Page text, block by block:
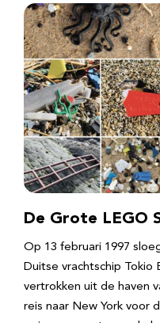
De Grote LEGO
Op 13 februari 1997
Duitse vrachtschip Tokio
vertrokken uit de haven
reis naar New York voor